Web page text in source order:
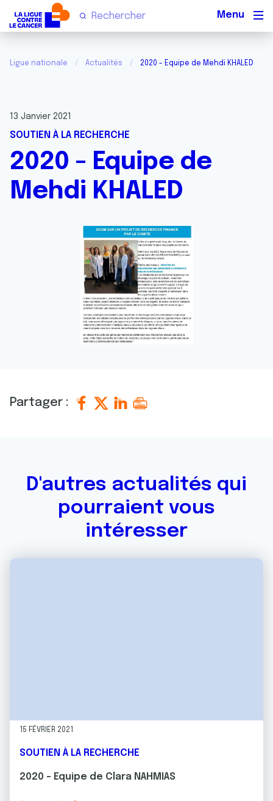
Ligue nationale Actualités 2020 - Equipe de Mehdi KHALED
13 Janvier 2021
SOUTIEN À LA RECHERCHE
2020 - Equipe de
Mehdi KHALED
Partager :
D'autres actualités qui
pourraient vous
intéresser
15 FÉVRIER 2021
SOUTIEN À LA RECHERCHE
2020 - Equipe de Clara NAHMIAS